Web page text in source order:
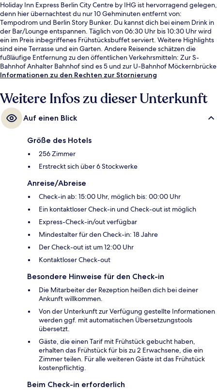
Holiday Inn Express Berlin City Centre by IHG ist hervorragend gelegen,
denn hier übernachtest du nur 10 Gehminuten entfernt von:
Tempodrom und Berlin Story Bunker. Du kannst dich bei einem Drink in
der Bar/Lounge entspannen. Täglich von 06:30 Uhr bis 10:30 Uhr wird
ein im Preis inbegriffenes Frühstücksbuffet serviert. Weitere Highlights
sind eine Terrasse und ein Garten. Andere Reisende schätzen die
fußläufige Entfernung zu den öffentlichen Verkehrsmitteln: Zur S-
Bahnhof Anhalter Bahnhof sind es 5 und zur U-Bahnhof Möckernbrücke
sind es 7 Gehminuten.
Informationen zu den Rechten zur Stornierung
Weitere Infos zu dieser Unterkunft
Auf einen Blick
Größe des Hotels
256 Zimmer
Erstreckt sich über 6 Stockwerke
Anreise/Abreise
Check-in ab: 15:00 Uhr, möglich bis: 00:00 Uhr
Ein kontaktloser Check-in und Check-out ist möglich
Express-Check-in/out verfügbar
Mindestalter für den Check-in: 18 Jahre
Der Check-out ist um 12:00 Uhr
Kontaktloser Check-out
Besondere Hinweise für den Check-in
Die Mitarbeiter der Rezeption heißen dich bei deiner
Ankunft willkommen.
Von der Unterkunft zur Verfügung gestellte Informationen
werden ggf. mit automatischen Übersetzungstools
übersetzt.
Gäste, die einen Tarif mit Frühstück gebucht haben,
erhalten das Frühstück für bis zu 2 Erwachsene, die ein
Zimmer teilen. Für alle weiteren Gäste ist das Frühstück
kostenpflichtig.
Beim Check-in erforderlich